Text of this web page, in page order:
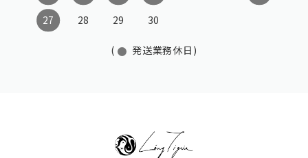
27
28 29 30
( 発送業務休日)